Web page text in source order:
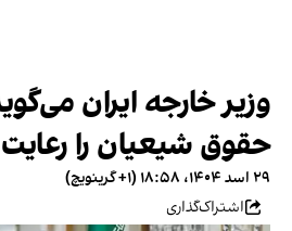
وزیر خارجه ایران
حقوق شیعیان را
۲۹ اسد ۱۴۰۴، ۱۸:۵۸ (‎+۱ گرینویچ)
اشتراک‌گذاری